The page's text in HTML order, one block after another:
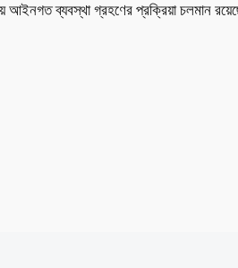
আইনগত ব্যবস্থা গ্রহণের প্রক্রিয়া চলমান